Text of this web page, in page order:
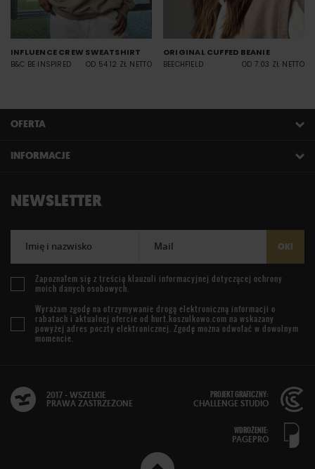
INFLUENCE CREW SWEATSHIRT
B&C BE INSPIRED OD 54.12 ZŁ NETTO
ORIGINAL CUFFED BEANIE
BEECHFIELD OD 7.03 ZŁ NETTO
OFERTA
INFORMACJE
NEWSLETTER
Imię i nazwisko Mail OK!
Zapoznałem się z treścią klauzuli informacyjnej dotyczącej ochrony
moich danych osobowych.
Wyrażam zgodę na otrzymywanie drogą elektroniczną informacji o
rabatach i aktualnej ofercie od hurt.koszulkowo.com na wskazany
powyżej adres poczty elektronicznej. Zgodę można odwołać w dowolnym
momencie.
2017 - WSZELKIE
PRAWA ZASTRZEŻONE
PROJEKT GRAFICZNY:
CHALLENGE STUDIO
WDROŻENIE:
PAGEPRO